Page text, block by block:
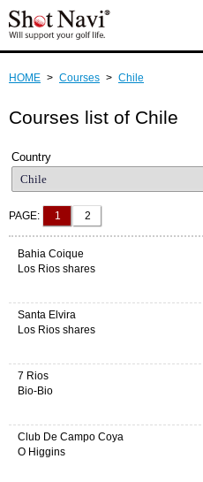
HOME > Courses > Chile
Courses list of Chile
Country
PAGE: 1 2
Bahia Coique
Los Rios shares
Santa Elvira
Los Rios shares
7 Rios
Bio-Bio
Club De Campo Coya
O Higgins